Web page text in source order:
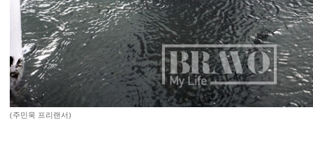
(주민욱 프리랜서)